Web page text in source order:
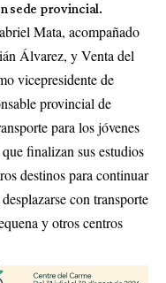
sede provincial.
Mata, acompañado
Álvarez, y Venta del
vicepresidente de
provincial de
para los jóvenes
finalizan sus estudios
destinos para continuar
con transporte
y otros centros